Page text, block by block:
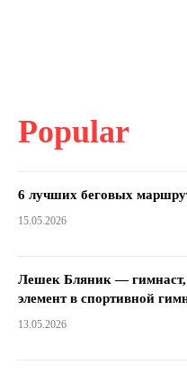
Popular
6 лучших беговых
15.05.2026
Лешек Бляник — гимнаст,
элемент в спортивной
13.05.2026